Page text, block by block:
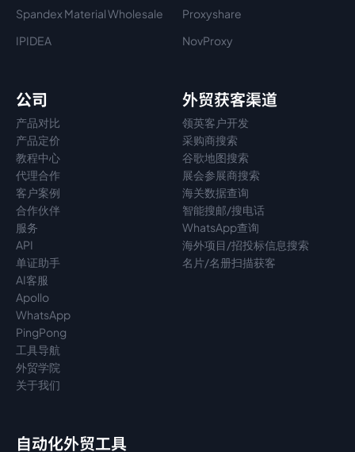
Spandex Material Wholesale​
Proxyshare
IPIDEA
NovProxy
公司
产品对比
产品定价
教程中心
代理合作
客户案例
合作伙伴
服务
API
单证助手
AI客服
Apollo
WhatsApp
PingPong
工具导航
外贸学院
关于我们
外贸获客渠道
领英客户开发
采购商搜索
谷歌地图搜索
展会参展商搜索
海关数据查询
智能搜邮/搜电话
WhatsApp查询
海外项目/招投标信息搜索
名片/名册扫描获客
自动化外贸工具